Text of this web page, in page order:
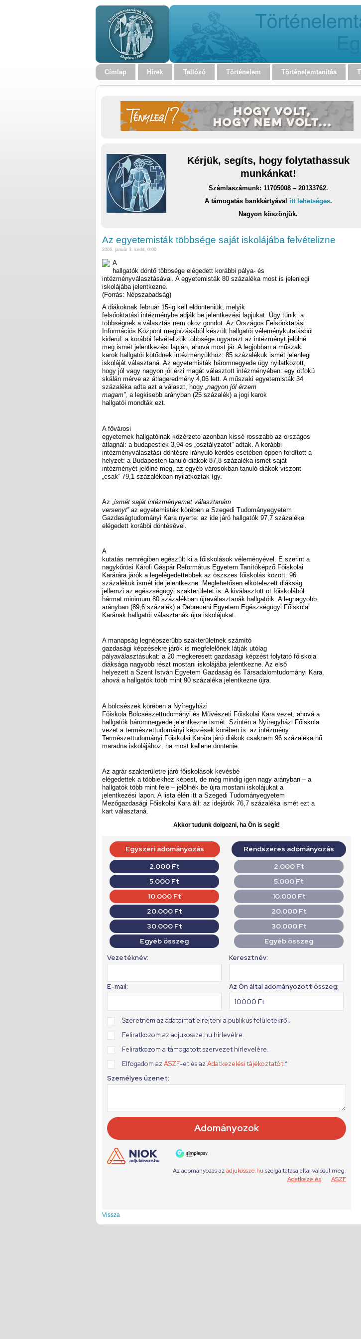
Címlap Hírek Tallózó Történelem Történelemtanítás
Kérjük, segíts, hogy folytathassuk
munkánkat!
Számlaszámunk: 11705008 – 20133762.
A támogatás bankkártyával itt lehetséges.
Nagyon köszönjük.
Az egyetemisták többsége saját iskolájába felvételizne
2006. január 3. kedd, 0:00
A
hallgatók döntő többsége elégedett korábbi pálya- és
intézményválasztásával. A egyetemisták 80 százaléka most is jelenlegi
iskolájába jelentkezne.
(Forrás: Népszabadság)
A diákoknak február 15-ig kell eldönteniük, melyik
felsőoktatási intézménybe adják be jelentkezési lapjukat. Úgy tűnik: a
többségnek a választás nem okoz gondot. Az Országos Felsőoktatási
Információs Központ megbízásából készült hallgatói véleménykutatásból
kiderül: a korábbi felvételizők többsége ugyanazt az intézményt jelölné
meg ismét jelentkezési lapján, ahová most jár. A legjobban a műszaki
karok hallgatói kötődnek intézményükhöz: 85 százalékuk ismét jelenlegi
iskoláját választaná. Az egyetemisták háromnegyede úgy nyilatkozott,
hogy jól vagy nagyon jól érzi magát választott intézményében: egy ötfokú
skálán mérve az átlageredmény 4,06 lett. A műszaki egyetemisták 34
százaléka adta azt a választ, hogy „nagyon jól érzem
magam”, a legkisebb arányban (25 százalék) a jogi karok
hallgatói mondták ezt.
A fővárosi
egyetemek hallgatóinak közérzete azonban kissé rosszabb az országos
átlagnál: a budapestiek 3,94-es „osztályzatot” adtak. A korábbi
intézményválasztási döntésre irányuló kérdés esetében éppen fordított a
helyzet: a Budapesten tanuló diákok 87,8 százaléka ismét saját
intézményét jelölné meg, az egyéb városokban tanuló diákok viszont
„csak” 79,1 százalékban nyilatkoztak így.
Az „ismét saját intézményemet választanám
versenyt”az egyetemisták körében a Szegedi Tudományegyetem
Gazdaságtudományi Kara nyerte: az ide járó hallgatók 97,7 százaléka
elégedett korábbi döntésével.
A
kutatás nemrégiben egészült ki a főiskolások véleményével. E szerint a
nagykőrösi Károli Gáspár Református Egyetem Tanítóképző Főiskolai
Karárára járók a legelégedettebbek az öszszes főiskolás között: 96
százalékuk ismét ide jelentkezne. Meglehetősen elkötelezett diákság
jellemzi az egészségügyi szakterületet is. A kiválasztott öt főiskolából
hármat minimum 80 százalékban újraválasztanák hallgatóik. A legnagyobb
arányban (89,6 százalék) a Debreceni Egyetem Egészségügyi Főiskolai
Karának hallgatói választanák újra iskolájukat.
A manapság legnépszerűbb szakterületnek számító
gazdasági képzésekre járók is megfelelőnek látják utólag
pályaválasztásukat: a 20 megkeresett gazdasági képzést folytató főiskola
diáksága nagyobb részt mostani iskolájába jelentkezne. Az első
helyezett a Szent István Egyetem Gazdaság és Társadalomtudományi Kara,
ahová a hallgatók több mint 90 százaléka jelentkezne újra.
A bölcsészek körében a Nyíregyházi
Főiskola Bölcsészettudományi és Művészeti Főiskolai Kara vezet, ahová a
hallgatók háromnegyede jelentkezne ismét. Szintén a Nyíregyházi Főiskola
vezet a természettudományi képzések körében is: az intézmény
Természettudományi Főiskolai Karára járó diákok csaknem 96 százaléka hű
maradna iskolájához, ha most kellene döntenie.
Az agrár szakterületre járó főiskolások kevésbé
elégedettek a többiekhez képest, de még mindig igen nagy arányban – a
hallgatók több mint fele – jelölnék be újra mostani iskolájukat a
jelentkezési lapon. A lista élén itt a Szegedi Tudományegyetem
Mezőgazdasági Főiskolai Kara áll: az idejárók 76,7 százaléka ismét ezt a
kart választaná.
Akkor tudunk dolgozni, ha Ön is segít!
Vissza